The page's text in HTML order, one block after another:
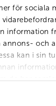
för sociala
information
annons- och
kan i sin
de har